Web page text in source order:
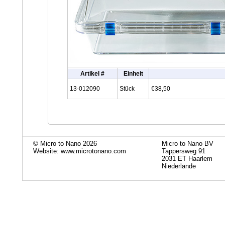
Artikel # Einheit
13-012090 Stück €38,50
© Micro to Nano 2026
Website: www.microtonano.com
Micro to Nano BV
Tappersweg 91
2031 ET Haarlem
Niederlande